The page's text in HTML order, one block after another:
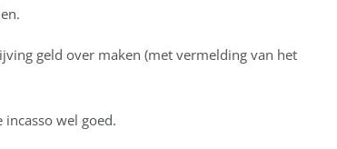
geld over maken (met vermelding van het
wel goed.